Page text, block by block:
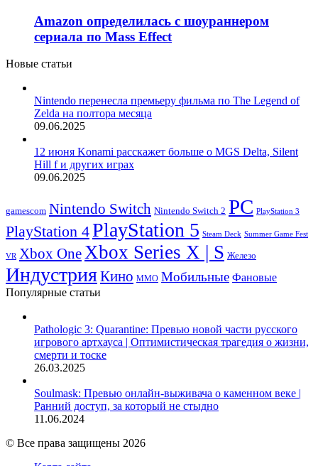
Amazon определилась с шоураннером
сериала по Mass Effect
Новые статьи
Nintendo перенесла премьеру фильма по The Legend of
Zelda на полтора месяца
09.06.2025
12 июня Konami расскажет больше о MGS Delta, Silent
Hill f и других играх
09.06.2025
gamescom Nintendo Switch Nintendo Switch 2 PC PlayStation 3
PlayStation 4PlayStation 5 Steam Deck Summer Game Fest
VR Xbox OneXbox Series X | S Железо
ИндустрияКино ММО Мобильные Фановые
Популярные статьи
Pathologic 3: Quarantine: Превью новой части русского
игрового артхауса | Оптимистическая трагедия о жизни,
смерти и тоске
26.03.2025
Soulmask: Превью онлайн-выживача о каменном веке |
Ранний доступ, за который не стыдно
11.06.2024
© Все права защищены 2026